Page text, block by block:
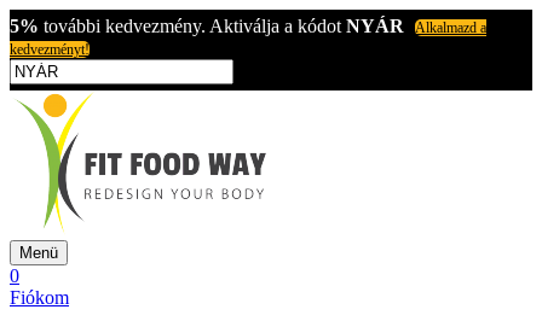
5% további kedvezmény. Aktiválja a kódot NYÁR
Alkalmazd a
kedvezményt!
Menü
0
Fiókom